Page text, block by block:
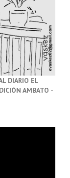
DIARIO EL
AMBATO -